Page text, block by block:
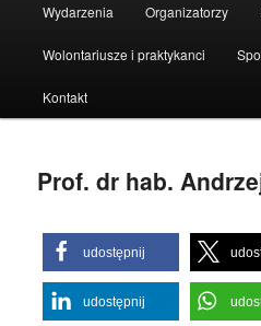
Wydarzenia Organizatorzy
Wolontariusze i praktykanci
Kontakt
Prof. dr hab.
udostępnij
udostępnij